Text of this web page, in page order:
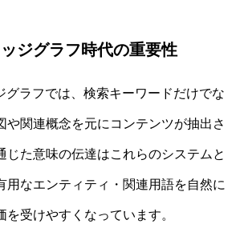
ジグラフ時代の重要性
グラフでは、検索キーワードだけでな
や関連概念を元にコンテンツが抽出さ
じた意味の伝達はこれらのシステムと
用なエンティティ・関連用語を自然に
を受けやすくなっています。